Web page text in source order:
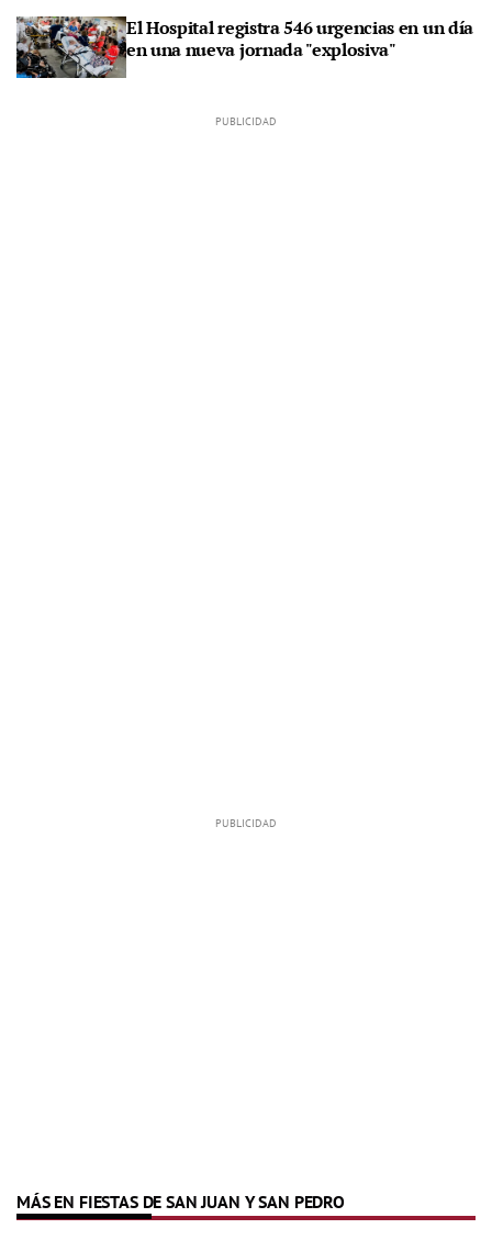
El Hospital registra 546 urgencias en un día
en una nueva jornada "explosiva"
MÁS EN FIESTAS DE SAN JUAN Y SAN PEDRO